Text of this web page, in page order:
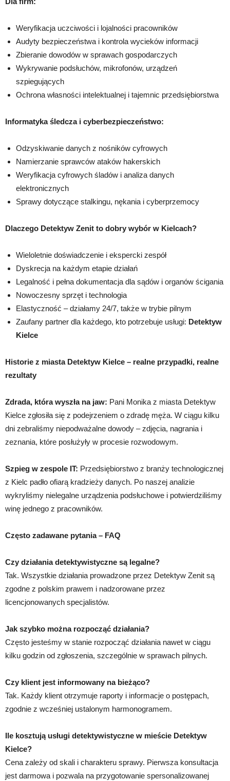
Weryfikacja uczciwości i lojalności pracowników
Audyty bezpieczeństwa i kontrola wycieków informacji
Zbieranie dowodów w sprawach gospodarczych
Wykrywanie podsłuchów, mikrofonów, urządzeń
szpiegujących
Ochrona własności intelektualnej i tajemnic przedsiębiorstwa
Informatyka śledcza i cyberbezpieczeństwo:
Odzyskiwanie danych z nośników cyfrowych
Namierzanie sprawców ataków hakerskich
Weryfikacja cyfrowych śladów i analiza danych
elektronicznych
Sprawy dotyczące stalkingu, nękania i cyberprzemocy
Dlaczego Detektyw Zenit to dobry wybór w Kielcach?
Wieloletnie doświadczenie i ekspercki zespół
Dyskrecja na każdym etapie działań
Legalność i pełna dokumentacja dla sądów i organów ścigania
Nowoczesny sprzęt i technologia
Elastyczność – działamy 24/7, także w trybie pilnym
Zaufany partner dla każdego, kto potrzebuje usługi: Detektyw
Kielce
Historie z miasta Detektyw Kielce – realne przypadki, realne
rezultaty
Zdrada, która wyszła na jaw: Pani Monika z miasta Detektyw
Kielce zgłosiła się z podejrzeniem o zdradę męża. W ciągu kilku
dni zebraliśmy niepodważalne dowody – zdjęcia, nagrania i
zeznania, które posłużyły w procesie rozwodowym.
Szpieg w zespole IT: Przedsiębiorstwo z branży technologicznej
z Kielc padło ofiarą kradzieży danych. Po naszej analizie
wykryliśmy nielegalne urządzenia podsłuchowe i potwierdziliśmy
winę jednego z pracowników.
Często zadawane pytania – FAQ
Czy działania detektywistyczne są legalne?
Tak. Wszystkie działania prowadzone przez Detektyw Zenit są
zgodne z polskim prawem i nadzorowane przez
licencjonowanych specjalistów.
Jak szybko można rozpocząć działania?
Często jesteśmy w stanie rozpocząć działania nawet w ciągu
kilku godzin od zgłoszenia, szczególnie w sprawach pilnych.
Czy klient jest informowany na bieżąco?
Tak. Każdy klient otrzymuje raporty i informacje o postępach,
zgodnie z wcześniej ustalonym harmonogramem.
Ile kosztują usługi detektywistyczne w mieście Detektyw
Kielce?
Cena zależy od skali i charakteru sprawy. Pierwsza konsultacja
jest darmowa i pozwala na przygotowanie spersonalizowanej